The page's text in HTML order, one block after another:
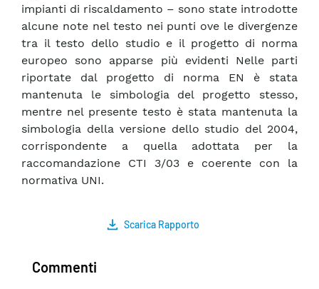
impianti di riscaldamento – sono state introdotte
alcune note nel testo nei punti ove le divergenze
tra il testo dello studio e il progetto di norma
europeo sono apparse più evidenti Nelle parti
riportate dal progetto di norma EN è stata
mantenuta le simbologia del progetto stesso,
mentre nel presente testo è stata mantenuta la
simbologia della versione dello studio del 2004,
corrispondente a quella adottata per la
raccomandazione CTI 3/03 e coerente con la
normativa UNI.
Scarica Rapporto
Commenti